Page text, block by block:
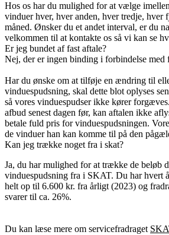
Hos os har du mulighed for at vælge
vinduer hver, hver anden, hver tredje, hver
måned. Ønsker du et andet interval, er du
velkommen til at kontakte os så vi kan se
Er jeg bundet af fast aftale?
Nej, der er ingen binding i forbindelse med
Har du ønske om at tilføje en ændring til
vinduespudsning, skal dette blot oplyses
så vores vinduespudser ikke kører
afbud senest dagen før, kan aftalen ikke
betale fuld pris for vinduespudsningen.
de vinduer han kan komme til på den
Kan jeg trække noget fra i skat?
Ja, du har mulighed for at trække de beløb
vinduespudsning fra i SKAT. Du har hvert
helt op til 6.600 kr. fra årligt (2023) og
svarer til ca. 26%.
Du kan læse mere om servicefradraget